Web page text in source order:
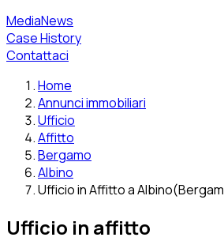
MediaNews
Case History
Contattaci
Home
Annunci immobiliari
Ufficio
Affitto
Bergamo
Albino
Ufficio in Affitto a
Ufficio in affitto